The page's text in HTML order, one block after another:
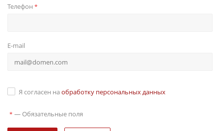
Телефон *
E-mail
Я согласен на обработку персональных данных
* — Обязательные поля